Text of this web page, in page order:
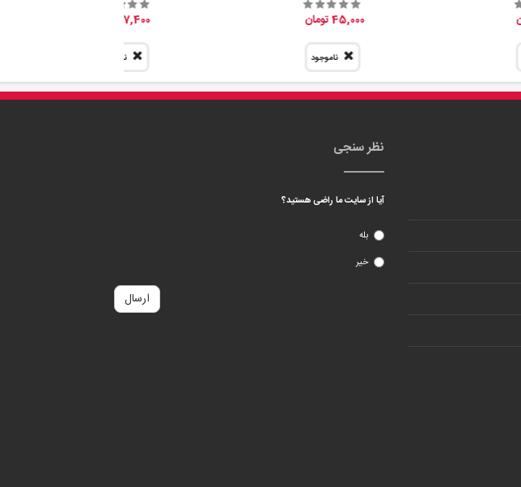
45,000 تومان
ناموجود
7,400 تومان
ناموجود
نظر سنجی
آیا از سایت ما راضی هستید؟
بله
خیر
ارسال